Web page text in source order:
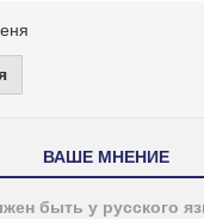
ВАШЕ МНЕНИЕ
быть у русского